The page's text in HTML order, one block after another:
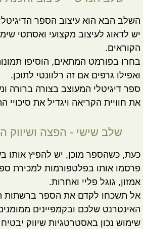
השלב הבא הוא עיצוב הספר
יש לדאוג לעיצוב מקצועי ואסתטי
הקוראים.
בחרו בפורמט המתאים, הוסיפו
ואפילו גרפים אם זה רלוונטי לתוכן.
ספר דיגיטלי המעוצב בצורה ברורה
את חוויית הקריאה ויגדיל את
שלב שישי - הפצה ושיווק
כעת, כשהספר מוכן, יש להפיץ אותו
פרסמו אותו בפלטפורמות למכירת
אמזון, גוגל פליי ואחרות.
אל תשכחו לקדם את הספר ברשתות
האינטרנט שלכם ובקמפיינים
שימוש נכון באסטרטגיות שיווק